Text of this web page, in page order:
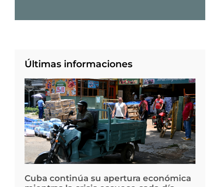
Últimas informaciones
Cuba continúa su apertura económica